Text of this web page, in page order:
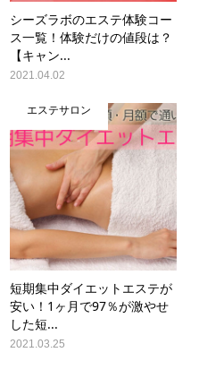
シーズラボのエステ体験コー
ス一覧！体験だけの値段は？
【キャン...
2021.04.02
エステサロン
短期集中ダイエットエステが
安い！1ヶ月で97％が激やせ
した短...
2021.03.25